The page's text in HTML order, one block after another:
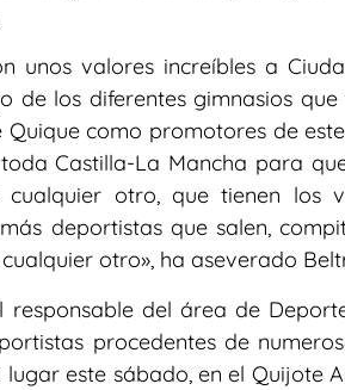
unos valores increíbles a
de los diferentes gimnasios que
Quique como promotores de
Castilla-La Mancha para
otro, que tienen los
deportistas que salen,
otro», ha aseverado
del área de
procedentes de
este sábado, en el Quijote